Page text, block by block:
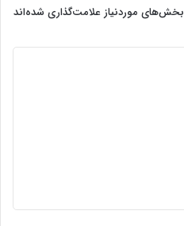
بخش‌های موردنیاز علامت‌گذاری شده‌اند